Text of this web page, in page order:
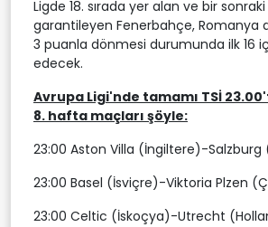
Ligde 18. sırada yer alan ve bir
garantileyen Fenerbahçe, Romanya
3 puanla dönmesi durumunda ilk 16
edecek.
Avrupa Ligi'nde tamamı TSİ
8. hafta maçları şöyle:
23:00 Aston Villa (İngiltere)-Salzburg
23:00 Basel (İsviçre)-Viktoria Plzen
23:00 Celtic (İskoçya)-Utrecht